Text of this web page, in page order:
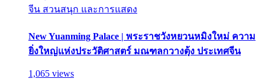
จีน สวนสนุก และการแสดง
New Yuanming Palace | พระราชวังหยวนหมิงใหม่ ความ
ยิ่งใหญ่แห่งประวัติศาสตร์ มณฑลกวางตุ้ง ประเทศจีน
1,065 views